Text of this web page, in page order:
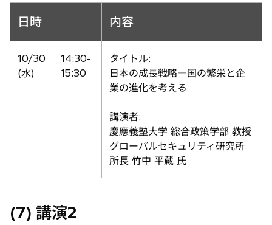
日時 内容
10/30
(水)
14:30-
15:30
タイトル:
日本の成長戦略―国の繁栄と企
業の進化を考える
講演者:
慶應義塾大学 総合政策学部 教授
グローバルセキュリティ研究所
所長 竹中 平蔵 氏
(7) 講演2